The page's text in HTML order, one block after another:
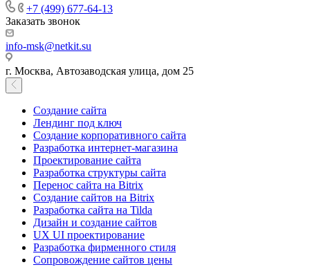
+7 (499) 677-64-13
Заказать звонок
info-msk@netkit.su
г. Москва, Автозаводская улица, дом 25
Создание сайта
Лендинг под ключ
Создание корпоративного сайта
Разработка интернет-магазина
Проектирование сайта
Разработка структуры сайта
Перенос сайта на Bitrix
Создание сайтов на Bitrix
Разработка сайта на Tilda
Дизайн и создание сайтов
UX UI проектирование
Разработка фирменного стиля
Сопровождение сайтов цены